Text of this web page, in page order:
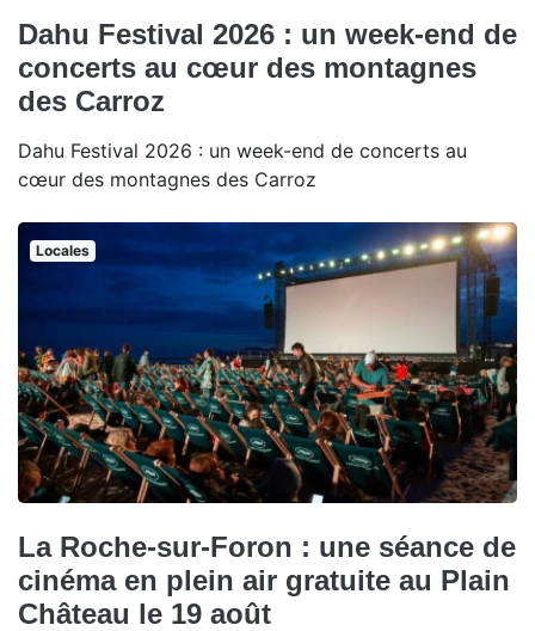
Dahu Festival 2026 : un week-end de
concerts au cœur des montagnes
des Carroz
Dahu Festival 2026 : un week-end de concerts au
cœur des montagnes des Carroz
Locales
La Roche-sur-Foron : une séance de
cinéma en plein air gratuite au Plain
Château le 19 août